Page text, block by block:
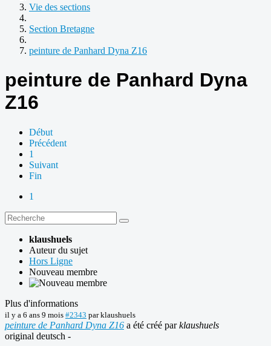
Vie des sections
Section Bretagne
peinture de Panhard Dyna Z16
peinture de Panhard Dyna
Z16
Début
Précédent
1
Suivant
Fin
1
klaushuels
Auteur du sujet
Hors Ligne
Nouveau membre
Plus d'informations
il y a 6 ans 9 mois #2343 parklaushuels
peinture de Panhard Dyna Z16 a été créé parklaushuels
original deutsch -